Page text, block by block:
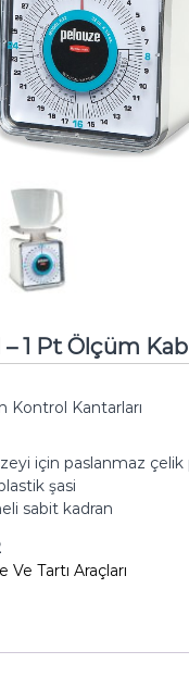
1 Pt Ölçüm
Kontrol Kantarları
için paslanmaz
şasi
sabit kadran
Ve Tartı Araçları